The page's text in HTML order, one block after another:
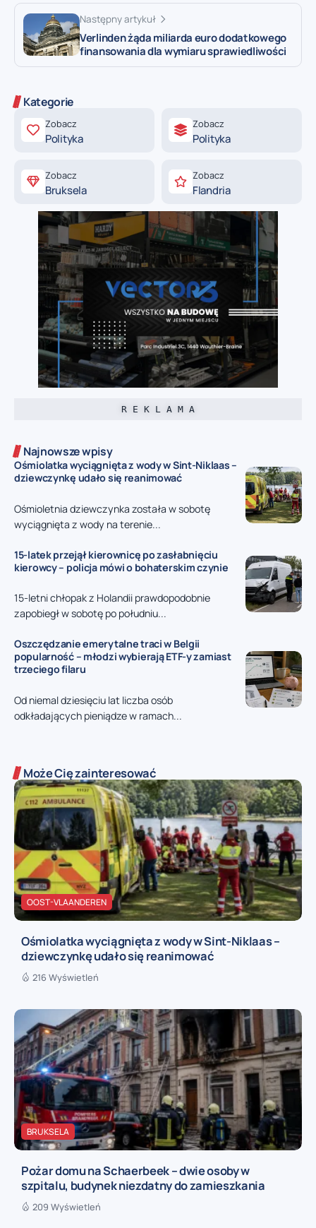
Następny artykuł
Verlinden żąda miliarda euro dodatkowego
finansowania dla wymiaru sprawiedliwości
Kategorie
Zobacz
Polityka
Zobacz
Polityka
Zobacz
Bruksela
Zobacz
Flandria
R E K L A M A
Najnowsze wpisy
Ośmiolatka wyciągnięta z wody w Sint-Niklaas –
dziewczynkę udało się reanimować
Ośmioletnia dziewczynka została w sobotę
wyciągnięta z wody na terenie...
15-latek przejął kierownicę po zasłabnięciu
kierowcy – policja mówi o bohaterskim czynie
15-letni chłopak z Holandii prawdopodobnie
zapobiegł w sobotę po południu...
Oszczędzanie emerytalne traci w Belgii
popularność – młodzi wybierają ETF-y zamiast
trzeciego filaru
Od niemal dziesięciu lat liczba osób
odkładających pieniądze w ramach...
Może Cię zainteresować
OOST-VLAANDEREN
Ośmiolatka wyciągnięta z wody w Sint-Niklaas –
dziewczynkę udało się reanimować
216 Wyświetleń
BRUKSELA
Pożar domu na Schaerbeek – dwie osoby w
szpitalu, budynek niezdatny do zamieszkania
209 Wyświetleń